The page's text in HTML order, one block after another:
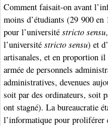
Comment faisait-on avant
moins d’étudiants (29 900
pour l’université stricto sensu
l’université stricto sensu) et
artisanales, et en proportion
armée de personnels
administratives, devenues
soit par des ordinateurs, soit
ont stagné). La bureaucratie
l’informatique pour proliférer